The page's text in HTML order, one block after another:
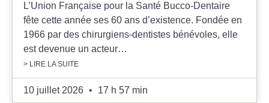
L’Union Française pour la Santé Bucco-Dentaire
fête cette année ses 60 ans d’existence. Fondée en
1966 par des chirurgiens-dentistes bénévoles, elle
est devenue un acteur…
> LIRE LA SUITE
10 juillet 2026 17 h 57 min